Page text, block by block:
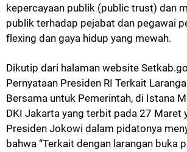
kepercayaan publik (public trust) dan
publik terhadap pejabat dan pegawai
flexing dan gaya hidup yang mewah.
Dikutip dari halaman website
Pernyataan Presiden RI Terkait
Bersama untuk Pemerintah, di Istana
DKI Jakarta yang terbit pada 27 Maret
Presiden Jokowi dalam pidatonya
bahwa “Terkait dengan larangan buka